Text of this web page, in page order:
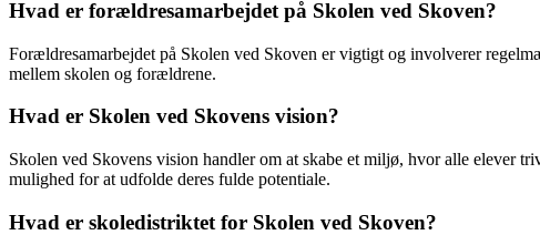
Hvad er forældresamarbejdet på Skolen ved Skoven?
Forældresamarbejdet på Skolen ved Skoven er vigtigt og involverer
mellem skolen og forældrene.
Hvad er Skolen ved Skovens vision?
Skolen ved Skovens vision handler om at skabe et miljø, hvor alle elever
mulighed for at udfolde deres fulde potentiale.
Hvad er skoledistriktet for Skolen ved Skoven?